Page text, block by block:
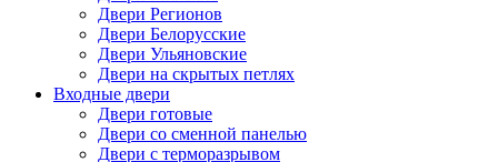
Двери Регионов
Двери Белорусские
Двери Ульяновские
Двери на скрытых петлях
Входные двери
Двери готовые
Двери со сменной панелью
Двери с терморазрывом